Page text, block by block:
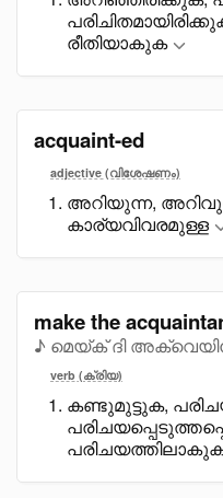
രീതിയാകുക
acquaint-ed
adjective (വിശേഷണം)
അറിയുന്ന,
കാര്യവിവരമുള്ള
make the
♪ മെയ്ക് ദി
verb (ക്രിയ)
കണ്ടുമുട്ടുക,